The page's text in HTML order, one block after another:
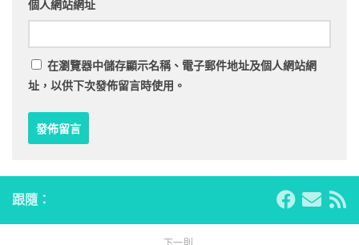
個人網站網址
在瀏覽器中儲存顯示名稱、電子郵件地址及個人網站網
址，以供下次發佈留言時使用。
跟隨：